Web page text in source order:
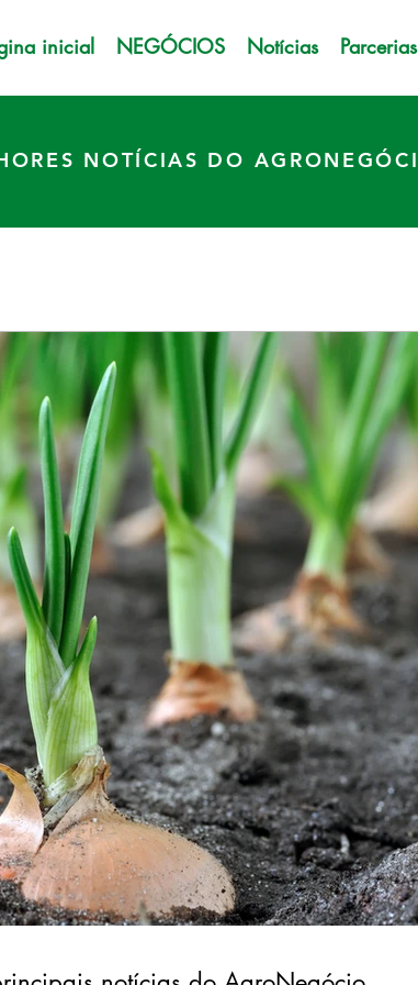
inicial NEGÓCIOS Notícias Parcerias
NOTÍCIAS DO